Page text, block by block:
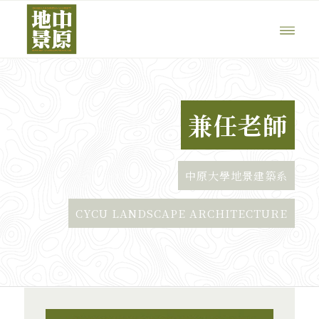
兼任老師
中原大學地景建築系
CYCU LANDSCAPE ARCHITECTURE